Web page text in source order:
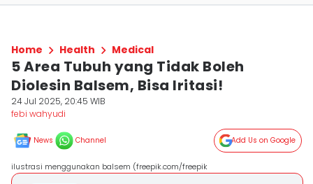
Home Health Medical
5 Area Tubuh yang Tidak Boleh
Diolesin Balsem, Bisa Iritasi!
24 Jul 2025, 20:45 WIB
febi wahyudi
News Channel Add Us on Google
ilustrasi menggunakan balsem (freepik.com/freepik